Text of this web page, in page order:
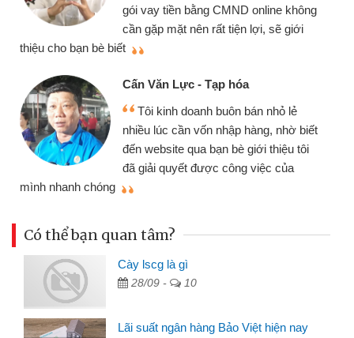
gói vay tiền bằng CMND online không
cần gặp mặt nên rất tiện lợi, sẽ giới
thiệu cho bạn bè biết
Cấn Văn Lực - Tạp hóa
Tôi kinh doanh buôn bán nhỏ lẻ
nhiều lúc cần vốn nhập hàng, nhờ biết
đến website qua bạn bè giới thiệu tôi
đã giải quyết được công việc của
mình nhanh chóng
Có thể bạn quan tâm?
Cày lscg là gì
28/09 - 10
Lãi suất ngân hàng Bảo Việt hiện nay